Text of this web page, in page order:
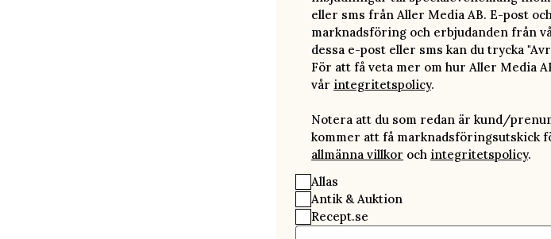
eller sms från Aller Media AB. E-post
marknadsföring och erbjudanden från
dessa e-post eller sms kan du trycka
För att få veta mer om hur Aller Media
vår integritetspolicy.
Notera att du som redan är kund/
kommer att få marknadsföringsutskick
allmänna villkor och integritetspolicy.
Allas
Antik & Auktion
Recept.se